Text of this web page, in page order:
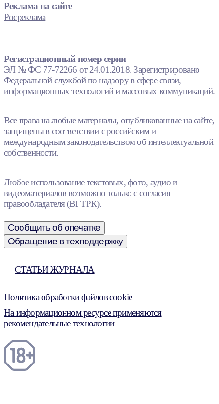
Реклама на сайте
Росреклама
Регистрационный номер серии
ЭЛ № ФС 77-72266 от 24.01.2018. Зарегистрировано
Федеральной службой по надзору в сфере связи,
информационных технологий и массовых коммуникаций.
Все права на любые материалы, опубликованные на сайте,
защищены в соответствии с российским и
международным законодательством об интеллектуальной
собственности.
Любое использование текстовых, фото, аудио и
видеоматериалов возможно только с согласия
правообладателя (ВГТРК).
Сообщить об опечатке
Обращение в техподдержку
СТАТЬИ ЖУРНАЛА
Политика обработки файлов cookie
На информационном ресурсе применяются
рекомендательные технологии